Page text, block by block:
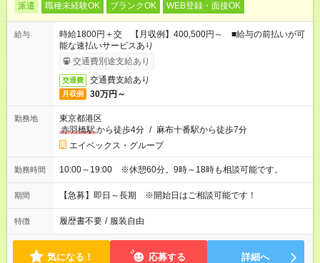
派遣 職種未経験OK ブランクOK WEB登録・面接OK
給与
時給1800円＋交 【月収例】400,500円～ ■給与の前払いが可
能な速払いサービスあり
交通費別途支給あり
交通費 交通費支給あり
月収例 30万円～
勤務地
東京都港区
赤羽橋駅から徒歩4分 / 麻布十番駅から徒歩7分
エイベックス・グループ
勤務時間 10:00～19:00 ※休憩60分。9時～18時も相談可能です。
期間 【急募】即日～長期 ※開始日はご相談可能です！
特徴 履歴書不要 / 服装自由
気になる！ 応募する 詳細へ